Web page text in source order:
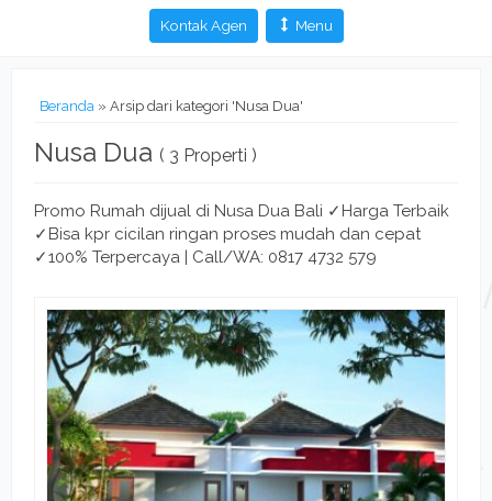
Kontak Agen
Menu
Beranda » Arsip dari kategori 'Nusa Dua'
Nusa Dua ( 3 Properti )
Promo Rumah dijual di Nusa Dua Bali ✓Harga Terbaik
✓Bisa kpr cicilan ringan proses mudah dan cepat
✓100% Terpercaya | Call/WA: 0817 4732 579